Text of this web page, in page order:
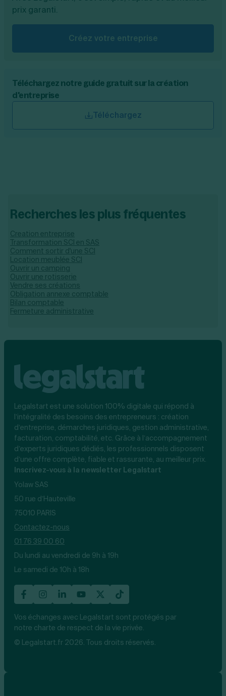
prix garanti.
Créez votre entreprise
Téléchargez notre guide gratuit sur la création
d'entreprise
Téléchargez
Recherches les plus fréquentes
Creation entreprise
Transformation SCI en SAS
Comment sortir d'une SCI
Location meublée SCI
Ouvrir un camping
Ouvrir une rotisserie
Vendre ses créations
Obligation annexe comptable
Bilan comptable
Fermeture administrative
Legalstart est une solution 100% digitale qui répond à
l’intégralité des besoins des entrepreneurs : création
d’entreprise, démarches juridiques, gestion administrative,
facturation, comptabilité, etc. Grâce à l’accompagnement
d’experts juridiques dédiés, les professionnels disposent
d’une offre complète, fiable et rassurante, au meilleur prix.
Inscrivez-vous à la newsletter Legalstart
Yolaw SAS
50 rue d’Hauteville
75010 PARIS
Contactez-nous
01 76 39 00 60
Du lundi au vendredi de 9h à 19h
Le samedi de 10h à 18h
Vos échanges avec Legalstart sont protégés par
notre charte de respect de la vie privée.
© Legalstart.fr 2026. Tous droits réservés.